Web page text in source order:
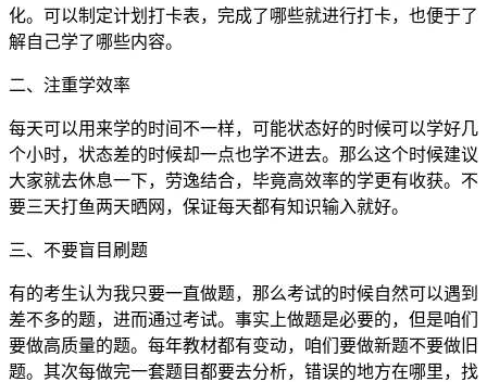
化。可以制定计划打卡表，完成了哪些就进行打卡，也便于了
解自己学了哪些内容。
二、注重学效率
每天可以用来学的时间不一样，可能状态好的时候可以学好几
个小时，状态差的时候却一点也学不进去。那么这个时候建议
大家就去休息一下，劳逸结合，毕竟高效率的学更有收获。不
要三天打鱼两天晒网，保证每天都有知识输入就好。
三、不要盲目刷题
有的考生认为我只要一直做题，那么考试的时候自然可以遇到
差不多的题，进而通过考试。事实上做题是必要的，但是咱们
要做高质量的题。每年教材都有变动，咱们要做新题不要做旧
题。其次每做完一套题目都要去分析，错误的地方在哪里，找